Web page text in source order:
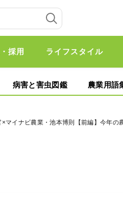
採用 ライフスタイル
病害と害虫図鑑 農業用語
マイナビ農業・池本博則【前編】今年の